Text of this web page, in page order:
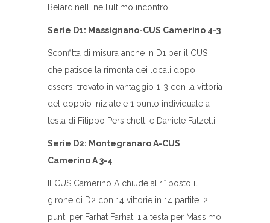
Belardinelli nell’ultimo incontro.
Serie D1: Massignano-CUS Camerino 4-3
Sconfitta di misura anche in D1 per il CUS
che patisce la rimonta dei locali dopo
essersi trovato in vantaggio 1-3 con la vittoria
del doppio iniziale e 1 punto individuale a
testa di Filippo Persichetti e Daniele Falzetti.
Serie D2: Montegranaro A-CUS
Camerino A 3-4
Il CUS Camerino A chiude al 1° posto il
girone di D2 con 14 vittorie in 14 partite. 2
punti per Farhat Farhat, 1 a testa per Massimo